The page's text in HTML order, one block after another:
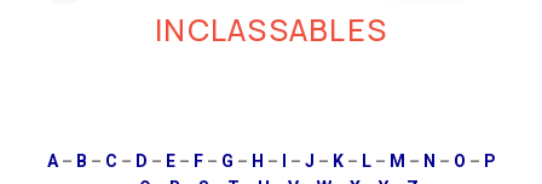
INCLASSABLES
A– B – C – D – E– F– G – H – – J – K– L– M – N – O – P